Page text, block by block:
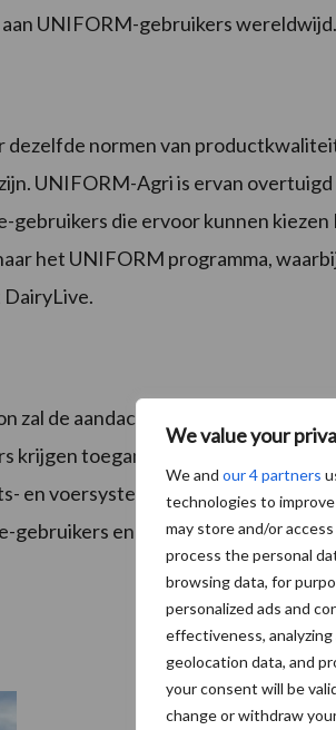
We value your
We and our 4 partners
technologies to
may store and/or
process the personal
browsing data, for
personalized ads and
effectiveness,
geolocation data, and
your consent will be
change or withdraw
UNIFORM-gebruikers wereldwijd.
dezelfde normen van
UNIFORM-Agri is ervan
gebruikers die ervoor kunnen
het UNIFORM programma,
zal de aandacht worden besteed aan
krijgen toegang tot geavanceerde
en voersystemen. Het UNIFORM-
gebruikers en -distributeurs over de